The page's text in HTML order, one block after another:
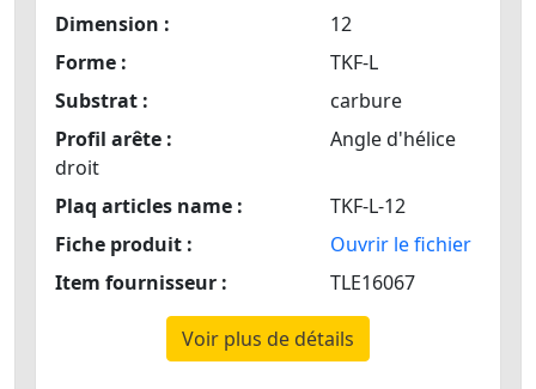
Dimension :
12
Forme :
TKF-L
Substrat :
carbure
Profil arête :
Angle d'hélice
droit
Plaq articles name :
TKF-L-12
Fiche produit :
Ouvrir le fichier
Item fournisseur :
TLE16067
Voir plus de détails